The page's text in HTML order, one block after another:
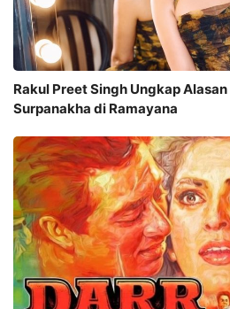
Rakul Preet Singh Ungkap
Surpanakha di Ramayana